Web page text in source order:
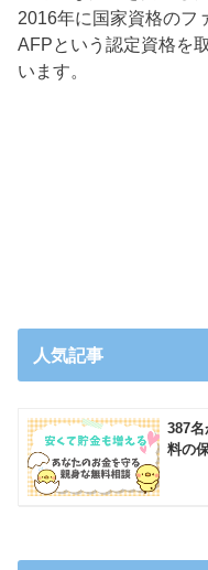
2016年に国家資格のフ
AFPという認定資格を
います。
人気記事
387
料の